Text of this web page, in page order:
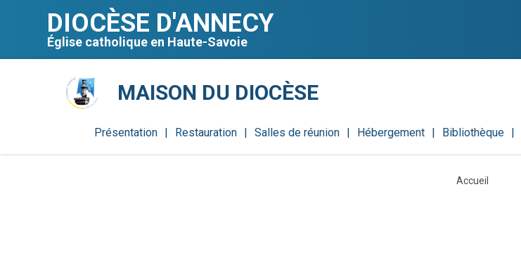
DIOCÈSE D'ANNECY
Église catholique en Haute-Savoie
MAISON DU DIOCÈSE
Présentation Restauration Salles de réunion Hébergement Bibliothèque
Accueil